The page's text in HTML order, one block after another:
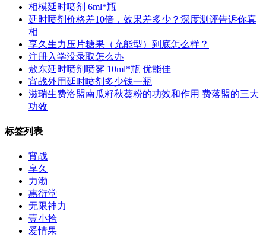
相模延时喷剂 6ml*瓶
延时喷剂价格差10倍，效果差多少？深度测评告诉你真
相
享久生力压片糖果（充能型）到底怎么样？
注册入学没录取怎么办
敖东延时喷剂喷雾 10ml*瓶 优能佳
宵战外用延时喷剂多少钱一瓶
滋瑞生费洛盟南瓜籽秋葵粉的功效和作用 费落盟的三大
功效
标签列表
宵战
享久
力渤
惠衍堂
无限神力
壹小拾
爱情果